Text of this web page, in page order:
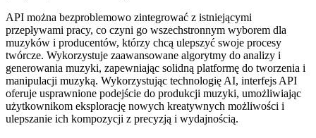
API można bezproblemowo zintegrować z istniejącymi
przepływami pracy, co czyni go wszechstronnym wyborem dla
muzyków i producentów, którzy chcą ulepszyć swoje procesy
twórcze. Wykorzystuje zaawansowane algorytmy do analizy i
generowania muzyki, zapewniając solidną platformę do tworzenia i
manipulacji muzyką. Wykorzystując technologię AI, interfejs API
oferuje usprawnione podejście do produkcji muzyki, umożliwiając
użytkownikom eksplorację nowych kreatywnych możliwości i
ulepszanie ich kompozycji z precyzją i wydajnością.